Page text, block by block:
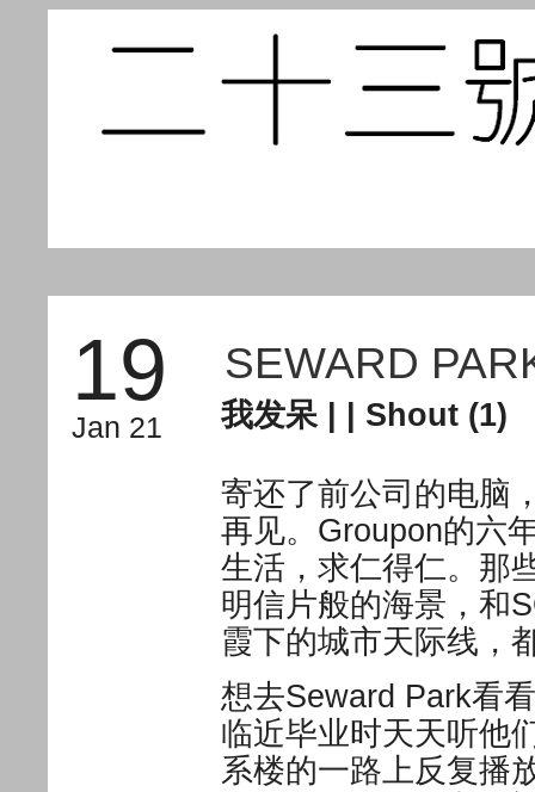
19
Jan 21
SEWARD
我发呆| | Shout (1)
寄还了前公司的电脑
再见。Groupon的六
生活，求仁得仁。那
明信片般的海景，和
霞下的城市天际线，
想去Seward Park看
临近毕业时天天听他
系楼的一路上反复播